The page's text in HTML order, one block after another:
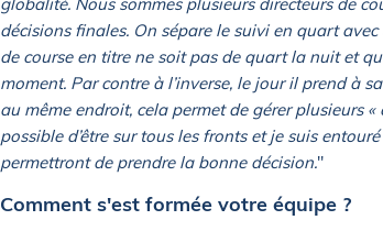
décisions finales. On sépare le suivi en quart
de course en titre ne soit pas de quart la nuit et
moment. Par contre à l’inverse, le jour il prend à
au même endroit, cela permet de gérer plusieurs «
possible d’être sur tous les fronts et je suis
permettront de prendre la bonne décision."
Comment s'est formée votre équipe ?